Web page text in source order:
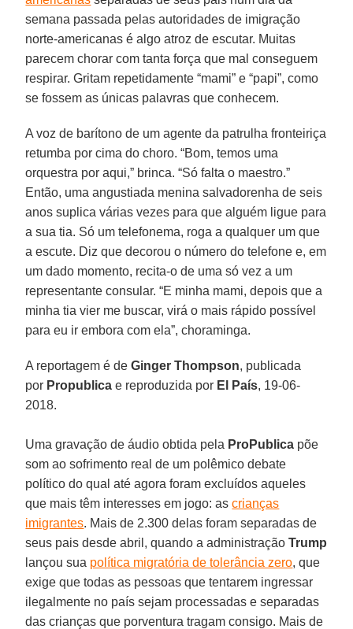
semana passada pelas autoridades de imigração
norte-americanas é algo atroz de escutar. Muitas
parecem chorar com tanta força que mal conseguem
respirar. Gritam repetidamente “mami” e “papi”, como
se fossem as únicas palavras que conhecem.
A voz de barítono de um agente da patrulha fronteiriça
retumba por cima do choro. “Bom, temos uma
orquestra por aqui,” brinca. “Só falta o maestro.”
Então, uma angustiada menina salvadorenha de seis
anos suplica várias vezes para que alguém ligue para
a sua tia. Só um telefonema, roga a qualquer um que
a escute. Diz que decorou o número do telefone e, em
um dado momento, recita-o de uma só vez a um
representante consular. “E minha mami, depois que a
minha tia vier me buscar, virá o mais rápido possível
para eu ir embora com ela”, choraminga.
A reportagem é deGinger Thompson, publicada
por Propublica e reproduzida por El País, 19-06-
2018.
Uma gravação de áudio obtida pela ProPublica põe
som ao sofrimento real de um polêmico debate
político do qual até agora foram excluídos aqueles
que mais têm interesses em jogo: ascrianças
imigrantes. Mais de 2.300 delas foram separadas de
seus pais desde abril, quando a administraçãoTrump
lançou sua política migratória de tolerância zero, que
exige que todas as pessoas que tentarem ingressar
ilegalmente no país sejam processadas e separadas
das crianças que porventura tragam consigo. Mais de